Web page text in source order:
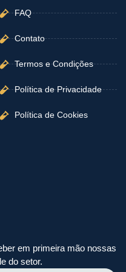
FAQ
Contato
Termos e Condições
Política de Privacidade
Política de Cookies
em primeira mão nossas
do setor.